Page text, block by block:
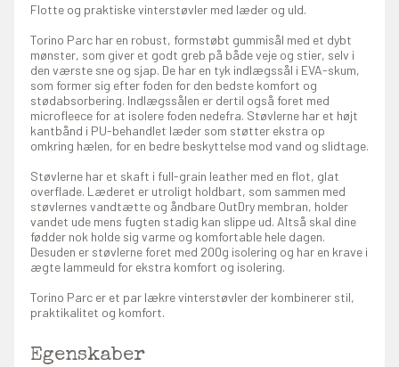
Flotte og praktiske vinterstøvler med læder og uld.
Torino Parc har en robust, formstøbt gummisål med et dybt
mønster, som giver et godt greb på både veje og stier, selv i
den værste sne og sjap. De har en tyk indlægssål i EVA-skum,
som former sig efter foden for den bedste komfort og
stødabsorbering. Indlægssålen er dertil også foret med
microfleece for at isolere foden nedefra. Støvlerne har et højt
kantbånd i PU-behandlet læder som støtter ekstra op
omkring hælen, for en bedre beskyttelse mod vand og slidtage.
Støvlerne har et skaft i full-grain leather med en flot, glat
overflade. Læderet er utroligt holdbart, som sammen med
støvlernes vandtætte og åndbare OutDry membran, holder
vandet ude mens fugten stadig kan slippe ud. Altså skal dine
fødder nok holde sig varme og komfortable hele dagen.
Desuden er støvlerne foret med 200g isolering og har en krave i
ægte lammeuld for ekstra komfort og isolering.
Torino Parc er et par lækre vinterstøvler der kombinerer stil,
praktikalitet og komfort.
Egenskaber